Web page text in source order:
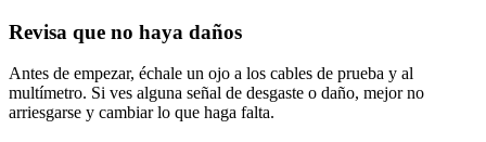
Revisa que no haya daños
Antes de empezar, échale un ojo a los cables de prueba y al
multímetro. Si ves alguna señal de desgaste o daño, mejor no
arriesgarse y cambiar lo que haga falta.